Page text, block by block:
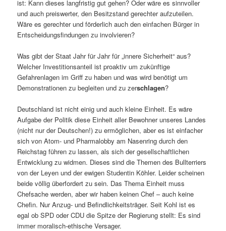
ist: Kann dieses langfristig gut gehen? Oder wäre es sinnvoller
und auch preiswerter, den Besitzstand gerechter aufzuteilen.
Wäre es gerechter und förderlich auch den einfachen Bürger in
Entscheidungsfindungen zu involvieren?
Was gibt der Staat Jahr für Jahr für „innere Sicherheit“ aus?
Welcher Investitionsanteil ist proaktiv um zukünftige
Gefahrenlagen im Griff zu haben und was wird benötigt um
Demonstrationen zu begleiten und zu zerschlagen?
Deutschland ist nicht einig und auch kleine Einheit. Es wäre
Aufgabe der Politik diese Einheit aller Bewohner unseres Landes
(nicht nur der Deutschen!) zu ermöglichen, aber es ist einfacher
sich von Atom- und Pharmalobby am Nasenring durch den
Reichstag führen zu lassen, als sich der gesellschaftlichen
Entwicklung zu widmen. Dieses sind die Themen des Bullterriers
von der Leyen und der ewigen Studentin Köhler. Leider scheinen
beide völlig überfordert zu sein. Das Thema Einheit muss
Chefsache werden, aber wir haben keinen Chef – auch keine
Chefin. Nur Anzug- und Befindlichkeitsträger. Seit Kohl ist es
egal ob SPD oder CDU die Spitze der Regierung stellt: Es sind
immer moralisch-ethische Versager.